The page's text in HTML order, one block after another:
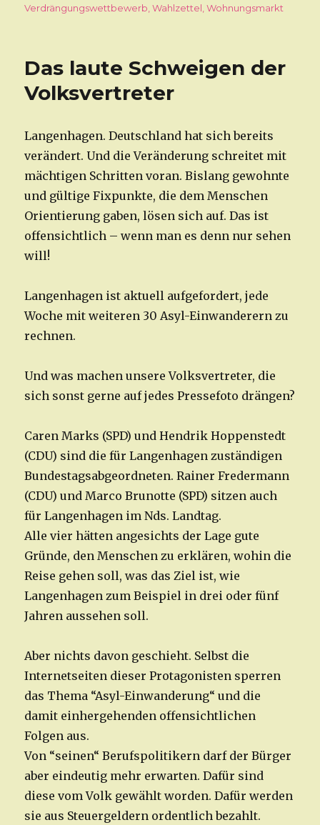
Verdrängungswettbewerb,Wahlzettel,Wohnungsmarkt
Das laute Schweigen der
Volksvertreter
Langenhagen. Deutschland hat sich bereits
verändert. Und die Veränderung schreitet mit
mächtigen Schritten voran. Bislang gewohnte
und gültige Fixpunkte, die dem Menschen
Orientierung gaben, lösen sich auf. Das ist
offensichtlich – wenn man es denn nur sehen
will!
Langenhagen ist aktuell aufgefordert, jede
Woche mit weiteren 30 Asyl-Einwanderern zu
rechnen.
Und was machen unsere Volksvertreter, die
sich sonst gerne auf jedes Pressefoto drängen?
Caren Marks (SPD) und Hendrik Hoppenstedt
(CDU) sind die für Langenhagen zuständigen
Bundestagsabgeordneten. Rainer Fredermann
(CDU) und Marco Brunotte (SPD) sitzen auch
für Langenhagen im Nds. Landtag.
Alle vier hätten angesichts der Lage gute
Gründe, den Menschen zu erklären, wohin die
Reise gehen soll, was das Ziel ist, wie
Langenhagen zum Beispiel in drei oder fünf
Jahren aussehen soll.
Aber nichts davon geschieht. Selbst die
Internetseiten dieser Protagonisten sperren
das Thema “Asyl-Einwanderung“ und die
damit einhergehenden offensichtlichen
Folgen aus.
Von “seinen“ Berufspolitikern darf der Bürger
aber eindeutig mehr erwarten. Dafür sind
diese vom Volk gewählt worden. Dafür werden
sie aus Steuergeldern ordentlich bezahlt.